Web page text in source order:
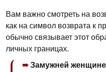
Вам важно смотреть на
как на символ возврата к
обычно связывает этот
личных границах.
Замужней